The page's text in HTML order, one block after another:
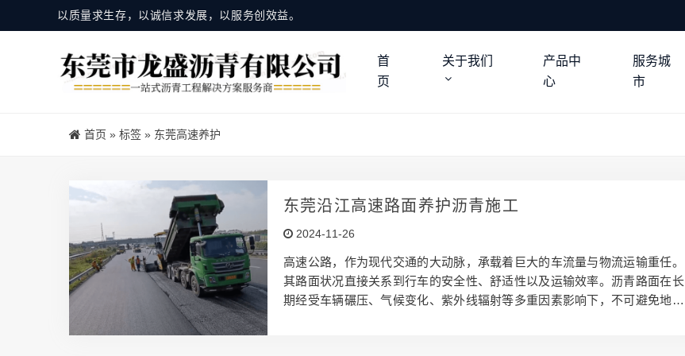
以质量求生存，以诚信求发展，以服务创效益。
首
页
关于我们
产品中
心
服务城
市
首页 » 标签 » 东莞高速养护
东莞沿江高速路面养护沥青施工
2024-11-26
高速公路，作为现代交通的大动脉，承载着巨大的车流量与物流运输重任。
其路面状况直接关系到行车的安全性、舒适性以及运输效率。沥青路面在长
期经受车辆碾压、气候变化、紫外线辐射等多重因素影响下，不可避免地会